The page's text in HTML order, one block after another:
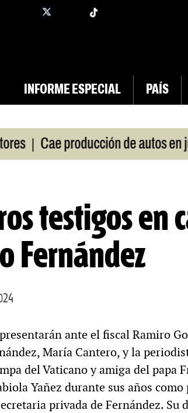
facebook
INFORME ESPECIAL PAÍS
| Cae producción de autos en julio
testigos en
Fernández
ante el fiscal Ramiro
María Cantero, y la
del Vaticano y amiga del papa
Yañez durante sus años
privada de Fernández. Su